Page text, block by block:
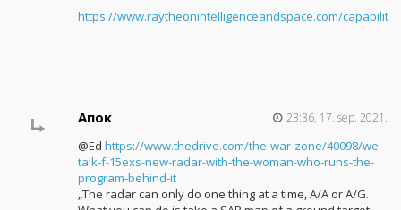
https://www.raytheonintelligenceandspace.com/
Апок 23:36, 17. sep. 2021.
@Ed https://www.thedrive.com/the-war-zone/40098/we-
talk-f-15exs-new-radar-with-the-woman-who-runs-the-
program-behind-it
„The radar can only do one thing at a time, A/A or A/G.